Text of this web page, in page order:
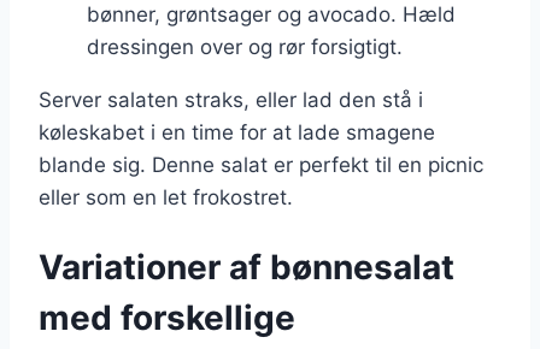
bønner, grøntsager og avocado. Hæld
dressingen over og rør forsigtigt.
Server salaten straks, eller lad den stå i
køleskabet i en time for at lade smagene
blande sig. Denne salat er perfekt til en picnic
eller som en let frokostret.
Variationer af bønnesalat
med forskellige